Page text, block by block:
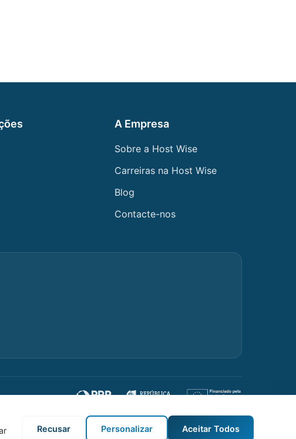
A Empresa
Sobre a Host Wise
Carreiras na Host Wise
Blog
Contacte-nos
Recusar Personalizar Aceitar Todos